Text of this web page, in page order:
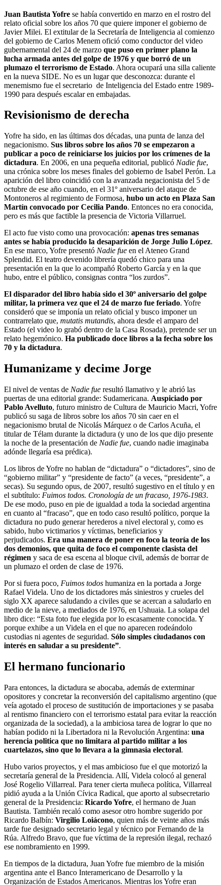
Juan Bautista Yofre se había convertido en marzo en el rostro del
relato oficial sobre los años 70 que quiere imponer el gobierno de
Javier Milei. El extitular de la Secretaría de Inteligencia al comienzo
del gobierno de Carlos Menem ofició como conductor del video
gubernamental del 24 de marzo que puso en primer plano la
lucha armada antes del golpe de 1976 y que borró de un
plumazo el terrorismo de Estado. Ahora ocupará una silla caliente
en la nueva SIDE. No es un lugar que desconozca: durante el
menemismo fue el secretario de Inteligencia del Estado entre 1989-
1990 para después escalar en embajadas.
Revisionismo de derecha
Yofre ha sido, en las últimas dos décadas, una punta de lanza del
negacionismo. Sus libros sobre los años 70 se empezaron a
publicar a poco de reiniciarse los juicios por los crímenes de la
dictadura. En 2006, en una pequeña editorial, publicó Nadie fue,
una crónica sobre los meses finales del gobierno de Isabel Perón. La
aparición del libro coincidió con la avanzada negacionista del 5 de
octubre de ese año cuando, en el 31º aniversario del ataque de
Montoneros al regimiento de Formosa, hubo un acto en Plaza San
Martín convocado por Cecilia Pando. Entonces no era conocida,
pero es más que factible la presencia de Victoria Villarruel.
El acto fue visto como una provocación: apenas tres semanas
antes se había producido la desaparición de Jorge Julio López.
En ese marco, Yofre presentó Nadie fue en el Ateneo Grand
Splendid. El teatro devenido librería quedó chico para una
presentación en la que lo acompañó Roberto García y en la que
hubo, entre el público, consignas contra “los zurdos”.
El disparador del libro había sido el 30º aniversario del golpe
militar, la primera vez que el 24 de marzo fue feriado. Yofre
consideró que se imponía un relato oficial y busco imponer un
contrarrelato que, mutatis mutandis, ahora desde el amparo del
Estado (el video lo grabó dentro de la Casa Rosada), pretende ser un
relato hegemónico. Ha publicado doce libros a la fecha sobre los
70 y la dictadura.
Humanizame y decime Jorge
El nivel de ventas de Nadie fue resultó llamativo y le abrió las
puertas de una editorial grande: Sudamericana. Auspiciado por
Pablo Avelluto, futuro ministro de Cultura de Mauricio Macri, Yofre
publicó su saga de libros sobre los años 70 sin caer en el
negacionismo brutal de Nicolás Márquez o de Carlos Acuña, el
titular de Télam durante la dictadura (y uno de los que dijo presente
la noche de la presentación de Nadie fue, cuando nadie imaginaba
adónde llegaría esa prédica).
Los libros de Yofre no hablan de “dictadura” o “dictadores”, sino de
“gobierno militar” y “presidente de facto” (a veces, “presidente”, a
secas). Su segundo opus, de 2007, resultó sugestivo en el título y en
el subtítulo: Fuimos todos. Cronología de un fracaso, 1976-1983.
De ese modo, puso en pie de igualdad a toda la sociedad argentina
en cuanto al “fracaso”, que en todo caso resultó político, porque la
dictadura no pudo generar herederos a nivel electoral y, como es
sabido, hubo victimarios y víctimas, beneficiarios y
perjudicados. Era una manera de poner en foco la teoría de los
dos demonios, que quita de foco el componente clasista del
régimen y saca de esa escena al bloque civil, además de borrar de
un plumazo el orden de clase de 1976.
Por si fuera poco, Fuimos todos humaniza en la portada a Jorge
Rafael Videla. Uno de los dictadores más siniestros y crueles del
siglo XX aparece saludando a civiles que se acercan a saludarlo en
medio de la nieve, a mediados de 1976, en Ushuaia. La solapa del
libro dice: “Esta foto fue elegida por lo escasamente conocida. Y
porque exhibe a un Videla en el que no aparecen rodeándolo
custodias ni agentes de seguridad. Sólo simples ciudadanos con
interés en saludar a su presidente”.
El hermano funcionario
Para entonces, la dictadura se abocaba, además de exterminar
opositores y concretar la reconversión del capitalismo argentino (que
veía agotado el proceso de sustitución de importaciones y se pasaba
al rentismo financiero con el terrorismo estatal para evitar la reacción
organizada de la sociedad), a la ambiciosa tarea de lograr lo que no
habían podido ni la Libertadora ni la Revolución Argentina: una
herencia politica que no limitara al partido militar a los
cuartelazos, sino que lo llevara a la gimnasia electoral.
Hubo varios proyectos, y el mas ambicioso fue el que motorizó la
secretaría general de la Presidencia. Allí, Videla colocó al general
José Rogelio Villarreal. Para tener cierta muñeca política, Villarreal
pidió ayuda a la Unión Cívica Radical, que aporto al subsecretario
general de la Presidencia: Ricardo Yofre, el hermano de Juan
Bautista. También recaló como asesor otro hombre sugerido por
Ricardo Balbín: Virgilio Loiácono, quien más de veinte años más
tarde fue designado secretario legal y técnico por Fernando de la
Rúa. Alfredo Bravo, que fue víctima de la represión ilegal, rechazó
ese nombramiento en 1999.
En tiempos de la dictadura, Juan Yofre fue miembro de la misión
argentina ante el Banco Interamericano de Desarrollo y la
Organización de Estados Americanos. Mientras los Yofre eran